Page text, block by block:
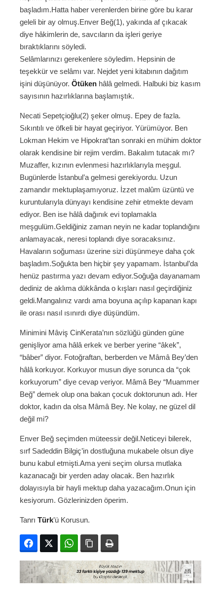
başladım.Hatta haber verenlerden birine göre bu karar
geleli bir ay olmuş.Enver Beğ(1), yakında af çıkacak
diye hâkimlerin de, savcıların da işleri geriye
bıraktıklarını söyledi.
Selâmlarınızı gerekenlere söyledim. Hepsinin de
teşekkür ve selâmı var. Nejdet yeni kitabının dağıtım
işini düşünüyor. Ötüken hâlâ gelmedi. Halbuki biz kasım
sayısının hazırlıklarına başlamıştık.
Necati Sepetçioğlu(2) şeker olmuş. Epey de fazla.
Sıkıntılı ve öfkeli bir hayat geçiriyor. Yürümüyor. Ben
Lokman Hekim ve Hipokrat’tan sonraki en mühim doktor
olarak kendisine bir rejim verdim. Bakalım tutacak mı?
Muzaffer, kızının evlenmesi hazırlıklarıyla meşgul.
Bugünlerde İstanbul’a gelmesi gerekiyordu. Uzun
zamandır mektuplaşamıyoruz. İzzet malûm üzüntü ve
kuruntularıyla dünyayı kendisine zehir etmekte devam
ediyor. Ben ise hâlâ dağınık evi toplamakla
meşgulüm.Geldiğiniz zaman neyin ne kadar toplandığını
anlamayacak, neresi toplandı diye soracaksınız.
Havaların soğuması üzerine sizi düşünmeye daha çok
başladım.Soğukta ben hiçbir şey yapamam. İstanbul’da
henüz pastırma yazı devam ediyor.Soğuğa dayanamam
dediniz de aklıma dükkânda o kışları nasıl geçirdiğiniz
geldi.Mangalınız vardı ama boyuna açılıp kapanan kapı
ile orası nasıl ısınırdı diye düşündüm.
Minimini Mâviş CinKerata’nın sözlüğü günden güne
genişliyor ama hâlâ erkek ve berber yerine “âkek”,
“bâber” diyor. Fotoğraftan, berberden ve Mâmâ Bey’den
hâlâ korkuyor. Korkuyor musun diye sorunca da “çok
korkuyorum” diye cevap veriyor. Mâmâ Bey “Muammer
Beğ” demek olup ona bakan çocuk doktorunun adı. Her
doktor, kadın da olsa Mâmâ Bey. Ne kolay, ne güzel dil
değil mi?
Enver Beğ seçimden müteessir değil.Neticeyi bilerek,
sırf Sadeddin Bilgiç’in dostluğuna mukabele olsun diye
bunu kabul etmişti.Ama yeni seçim olursa mutlaka
kazanacağı bir yerden aday olacak. Ben hazırlık
dolayısıyla bir hayli mektup daha yazacağım.Onun için
kesiyorum. Gözlerinizden öperim.
Tanrı Türk’ü Korusun.
FacebookTwitter WhatsAppBağlanıyı kopyala